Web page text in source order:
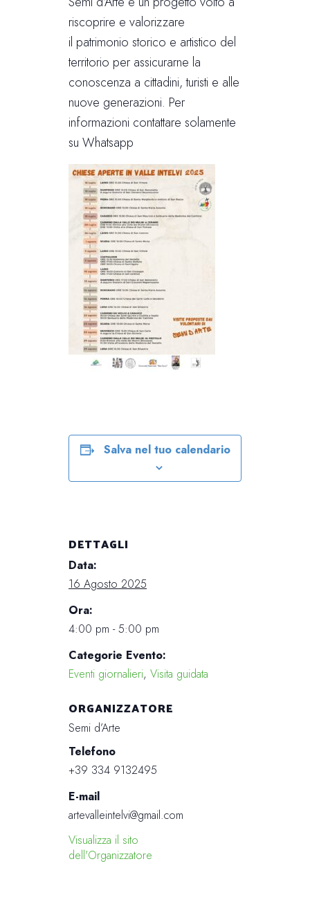
riscoprire e valorizzare
il patrimonio storico e artistico del
territorio per assicurarne la
conoscenza a cittadini, turisti e alle
nuove generazioni. Per
informazioni contattare solamente
su Whatsapp
Salva nel tuo calendario
DETTAGLI
Data:
16 Agosto 2025
Ora:
4:00 pm - 5:00 pm
Categorie Evento:
Eventi giornalieri, Visita guidata
ORGANIZZATORE
Semi d’Arte
Telefono
+39 334 9132495
E-mail
artevalleintelvi@gmail.com
Visualizza il sito
dell'Organizzatore